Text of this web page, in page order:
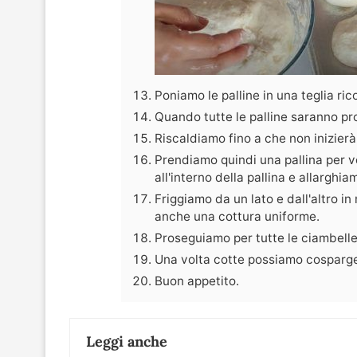
Poniamo le palline in una teglia
Quando tutte le palline saranno
Riscaldiamo fino a che non
Prendiamo quindi una pallina per
all'interno della pallina e
Friggiamo da un lato e dall'altro
anche una cottura uniforme.
Proseguiamo per tutte le
Una volta cotte possiamo
Buon appetito.
Leggi anche